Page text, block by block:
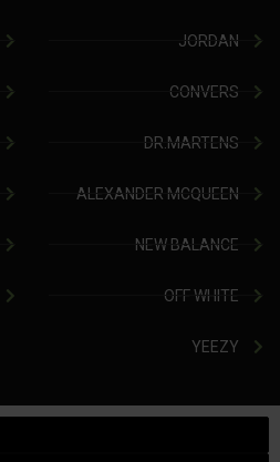
JORDAN
CONVERS
DR.MARTENS
ALEXANDER MCQUEEN
NEW BALANCE
OFF WHITE
YEEZY